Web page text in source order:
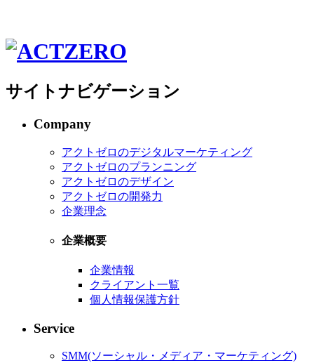
サイトナビゲーション
Company
アクトゼロのデジタルマーケティング
アクトゼロのプランニング
アクトゼロのデザイン
アクトゼロの開発力
企業理念
企業概要
企業情報
クライアント一覧
個人情報保護方針
Service
SMM(ソーシャル・メディア・マーケティング)